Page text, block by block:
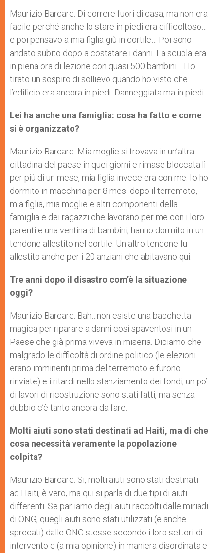
Maurizio Barcaro: Di correre fuori di casa, ma non era
facile perché anche lo stare in piedi era difficoltoso…
e poi pensavo a mia figlia giù in cortile… Poi sono
andato subito dopo a costatare i danni. La scuola era
in piena ora di lezione con quasi 500 bambini… Ho
tirato un sospiro di sollievo quando ho visto che
l’edificio era ancora in piedi. Danneggiata ma in piedi.
Lei ha anche una famiglia: cosa ha fatto e come
si è organizzato?
Maurizio Barcaro: Mia moglie si trovava in un’altra
cittadina del paese in quei giorni e rimase bloccata lì
per più di un mese, mia figlia invece era con me. Io ho
dormito in macchina per 8 mesi dopo il terremoto,
mia figlia, mia moglie e altri componenti della
famiglia e dei ragazzi che lavorano per me con i loro
parenti e una ventina di bambini, hanno dormito in un
tendone allestito nel cortile. Un altro tendone fu
allestito anche per i 20 anziani che abitavano qui.
Tre anni dopo il disastro com’è la situazione
oggi?
Maurizio Barcaro: Bah…non esiste una bacchetta
magica per riparare a danni così spaventosi in un
Paese che già prima viveva in miseria. Diciamo che
malgrado le difficoltà di ordine politico (le elezioni
erano imminenti prima del terremoto e furono
rinviate) e i ritardi nello stanziamento dei fondi, un po’
di lavori di ricostruzione sono stati fatti, ma senza
dubbio c’è tanto ancora da fare.
Molti aiuti sono stati destinati ad Haiti, ma di che
cosa necessità veramente la popolazione
colpita?
Maurizio Barcaro: Si, molti aiuti sono stati destinati
ad Haiti, è vero, ma qui si parla di due tipi di aiuti
differenti. Se parliamo degli aiuti raccolti dalle miriadi
di ONG, quegli aiuti sono stati utilizzati (e anche
sprecati) dalle ONG stesse secondo i loro settori di
intervento e (a mia opinione) in maniera disordinata e